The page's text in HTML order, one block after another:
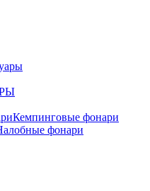
Кемпинговые фонари
фонари